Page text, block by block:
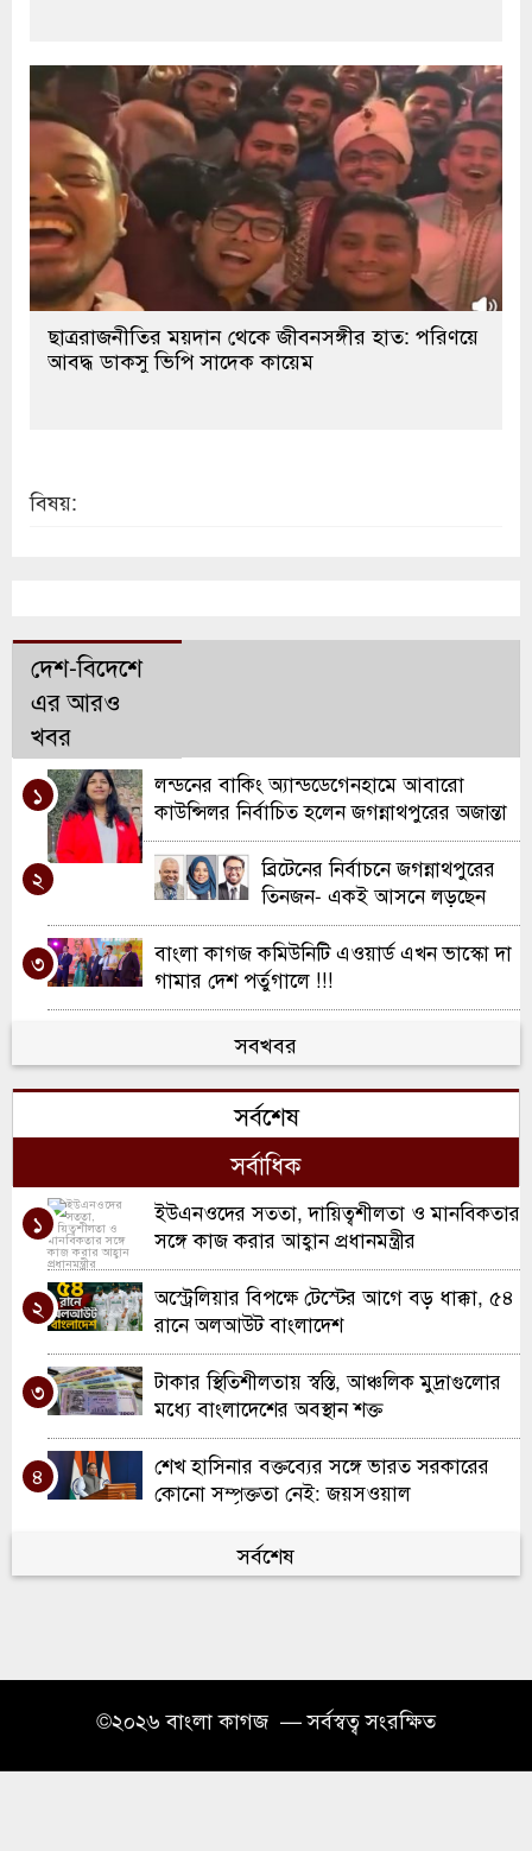
ছাত্ররাজনীতির ময়দান থেকে জীবনসঙ্গীর হাত: পরিণয়ে
আবদ্ধ ডাকসু ভিপি সাদেক কায়েম
বিষয়:
দেশ-বিদেশে
এর আরও
খবর
১
লন্ডনের বাকিং অ্যান্ডডেগেনহামে আবারো
কাউন্সিলর নির্বাচিত হলেন জগন্নাথপুরের অজান্তা
২
ব্রিটেনের নির্বাচনে জগন্নাথপুরের
তিনজন- একই আসনে লড়ছেন
প্রাক্তন স্বামী-স্ত্রী
৩
বাংলা কাগজ কমিউনিটি এওয়ার্ড এখন ভাস্কো দা
গামার দেশ পর্তুগালে !!!
সবখবর
সর্বশেষ
সর্বাধিক
১
ইউএনওদের সততা, দায়িত্বশীলতা ও মানবিকতার
সঙ্গে কাজ করার আহ্বান প্রধানমন্ত্রীর
২
অস্ট্রেলিয়ার বিপক্ষে টেস্টের আগে বড় ধাক্কা, ৫৪
রানে অলআউট বাংলাদেশ
৩
টাকার স্থিতিশীলতায় স্বস্তি, আঞ্চলিক মুদ্রাগুলোর
মধ্যে বাংলাদেশের অবস্থান শক্ত
৪
শেখ হাসিনার বক্তব্যের সঙ্গে ভারত সরকারের
কোনো সম্পৃক্ততা নেই: জয়সওয়াল
বাংলাদেশে ফিরে বিচার মোকাবিলায় প্রস্তুত
সাকিব আল হাসান, চান নিরাপত্তার নিশ্চয়তা
গ্যাস সরবরাহে স্বস্তি ফিরতে শুরু, এলএনজি
সর্বশেষ
©২০২৬ বাংলা কাগজ — সর্বস্বত্ব সংরক্ষিত